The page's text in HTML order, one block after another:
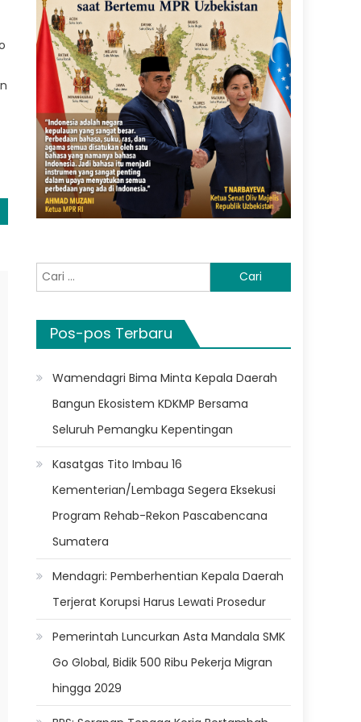
Cari
untuk:
Pos-pos Terbaru
Wamendagri Bima Minta Kepala Daerah
Bangun Ekosistem KDKMP Bersama
Seluruh Pemangku Kepentingan
Kasatgas Tito Imbau 16
Kementerian/Lembaga Segera Eksekusi
Program Rehab-Rekon Pascabencana
Sumatera
Mendagri: Pemberhentian Kepala Daerah
Terjerat Korupsi Harus Lewati Prosedur
Pemerintah Luncurkan Asta Mandala SMK
Go Global, Bidik 500 Ribu Pekerja Migran
hingga 2029